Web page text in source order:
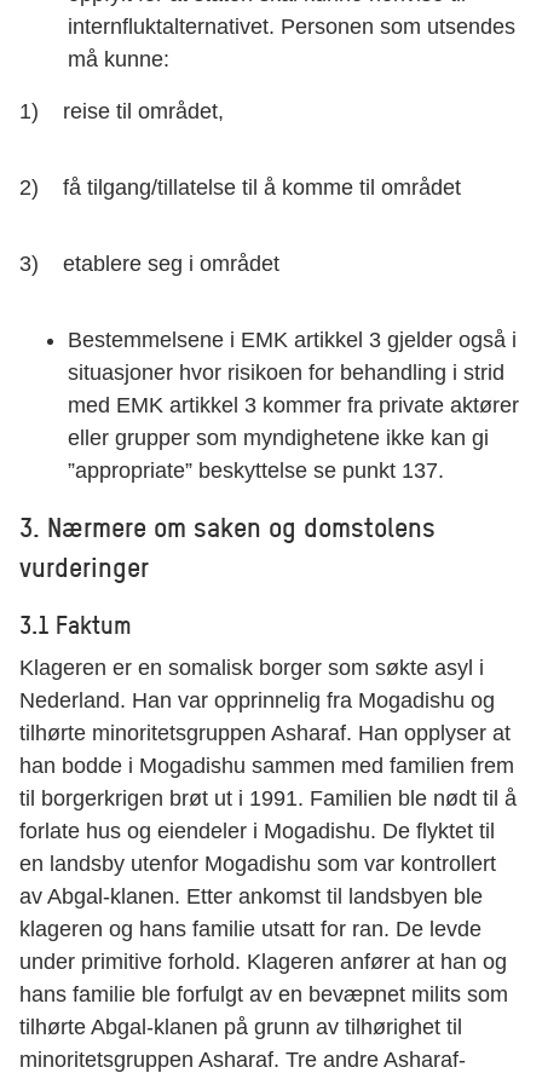
internfluktalternativet. Personen som utsendes
må kunne:
1) reise til området,
2) få tilgang/tillatelse til å komme til området
3) etablere seg i området
Bestemmelsene i EMK artikkel 3 gjelder også i
situasjoner hvor risikoen for behandling i strid
med EMK artikkel 3 kommer fra private aktører
eller grupper som myndighetene ikke kan gi
”appropriate” beskyttelse se punkt 137.
3. Nærmere om saken og domstolens
vurderinger
3.1 Faktum
Klageren er en somalisk borger som søkte asyl i
Nederland. Han var opprinnelig fra Mogadishu og
tilhørte minoritetsgruppen Asharaf. Han opplyser at
han bodde i Mogadishu sammen med familien frem
til borgerkrigen brøt ut i 1991. Familien ble nødt til å
forlate hus og eiendeler i Mogadishu. De flyktet til
en landsby utenfor Mogadishu som var kontrollert
av Abgal-klanen. Etter ankomst til landsbyen ble
klageren og hans familie utsatt for ran. De levde
under primitive forhold. Klageren anfører at han og
hans familie ble forfulgt av en bevæpnet milits som
tilhørte Abgal-klanen på grunn av tilhørighet til
minoritetsgruppen Asharaf. Tre andre Asharaf-